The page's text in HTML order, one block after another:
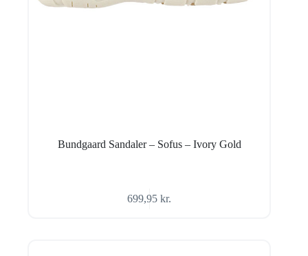
Bundgaard Sandaler – Sofus – Ivory Gold
699,95kr.